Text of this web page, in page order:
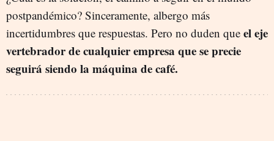
postpandémico? Sinceramente, albergo más
incertidumbres que respuestas. Pero no duden que el eje
vertebrador de cualquier empresa que se precie
seguirá siendo la máquina de café.